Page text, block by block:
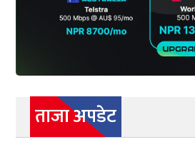
ताजा अपडेट